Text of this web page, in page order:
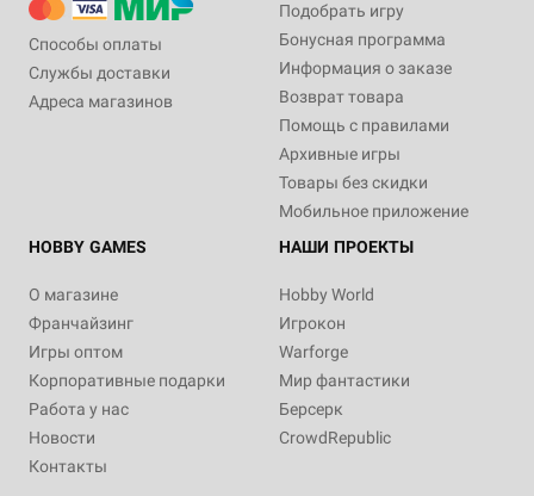
Способы оплаты
Службы доставки
Адреса магазинов
Подобрать игру
Бонусная программа
Информация о заказе
Возврат товара
Помощь с правилами
Архивные игры
Товары без скидки
Мобильное приложение
HOBBY GAMES
О магазине
Франчайзинг
Игры оптом
Корпоративные подарки
Работа у нас
Новости
Контакты
НАШИ ПРОЕКТЫ
Hobby World
Игрокон
Warforge
Мир фантастики
Берсерк
CrowdRepublic